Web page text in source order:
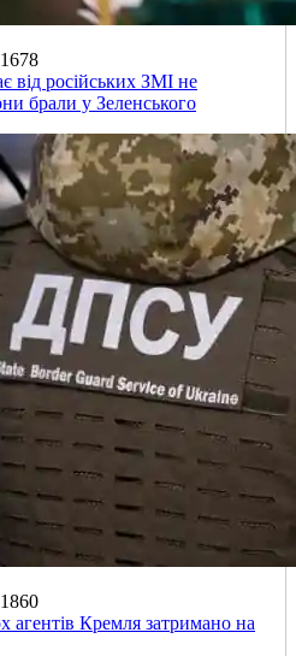
1678
від російських ЗМІ не
брали у Зеленського
1860
Кремля затримано на